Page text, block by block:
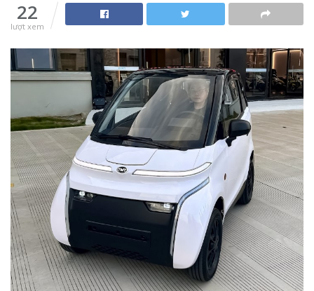
22
lượt xem